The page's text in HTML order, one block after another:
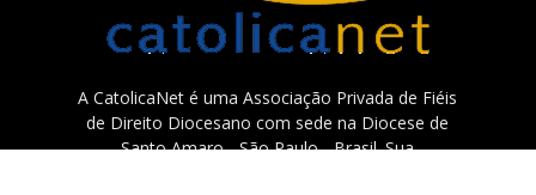
A CatolicaNet é uma Associação Privada de Fiéis
de Direito Diocesano com sede na Diocese de
Santo Amaro - São Paulo - Brasil. Sua